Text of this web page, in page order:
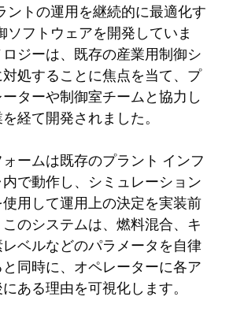
ントの運用を継続的に最適化す
ソフトウェアを開発していま
ジーは、既存の産業用制御シ
処することに焦点を当て、プ
ターや制御室チームと協力し
経て開発されました。
ームは既存のプラント インフ
で動作し、シミュレーション
用して運用上の決定を実装前
のシステムは、燃料混合、キ
ベルなどのパラメータを自律
同時に、オペレーターに各ア
ある理由を可視化します。